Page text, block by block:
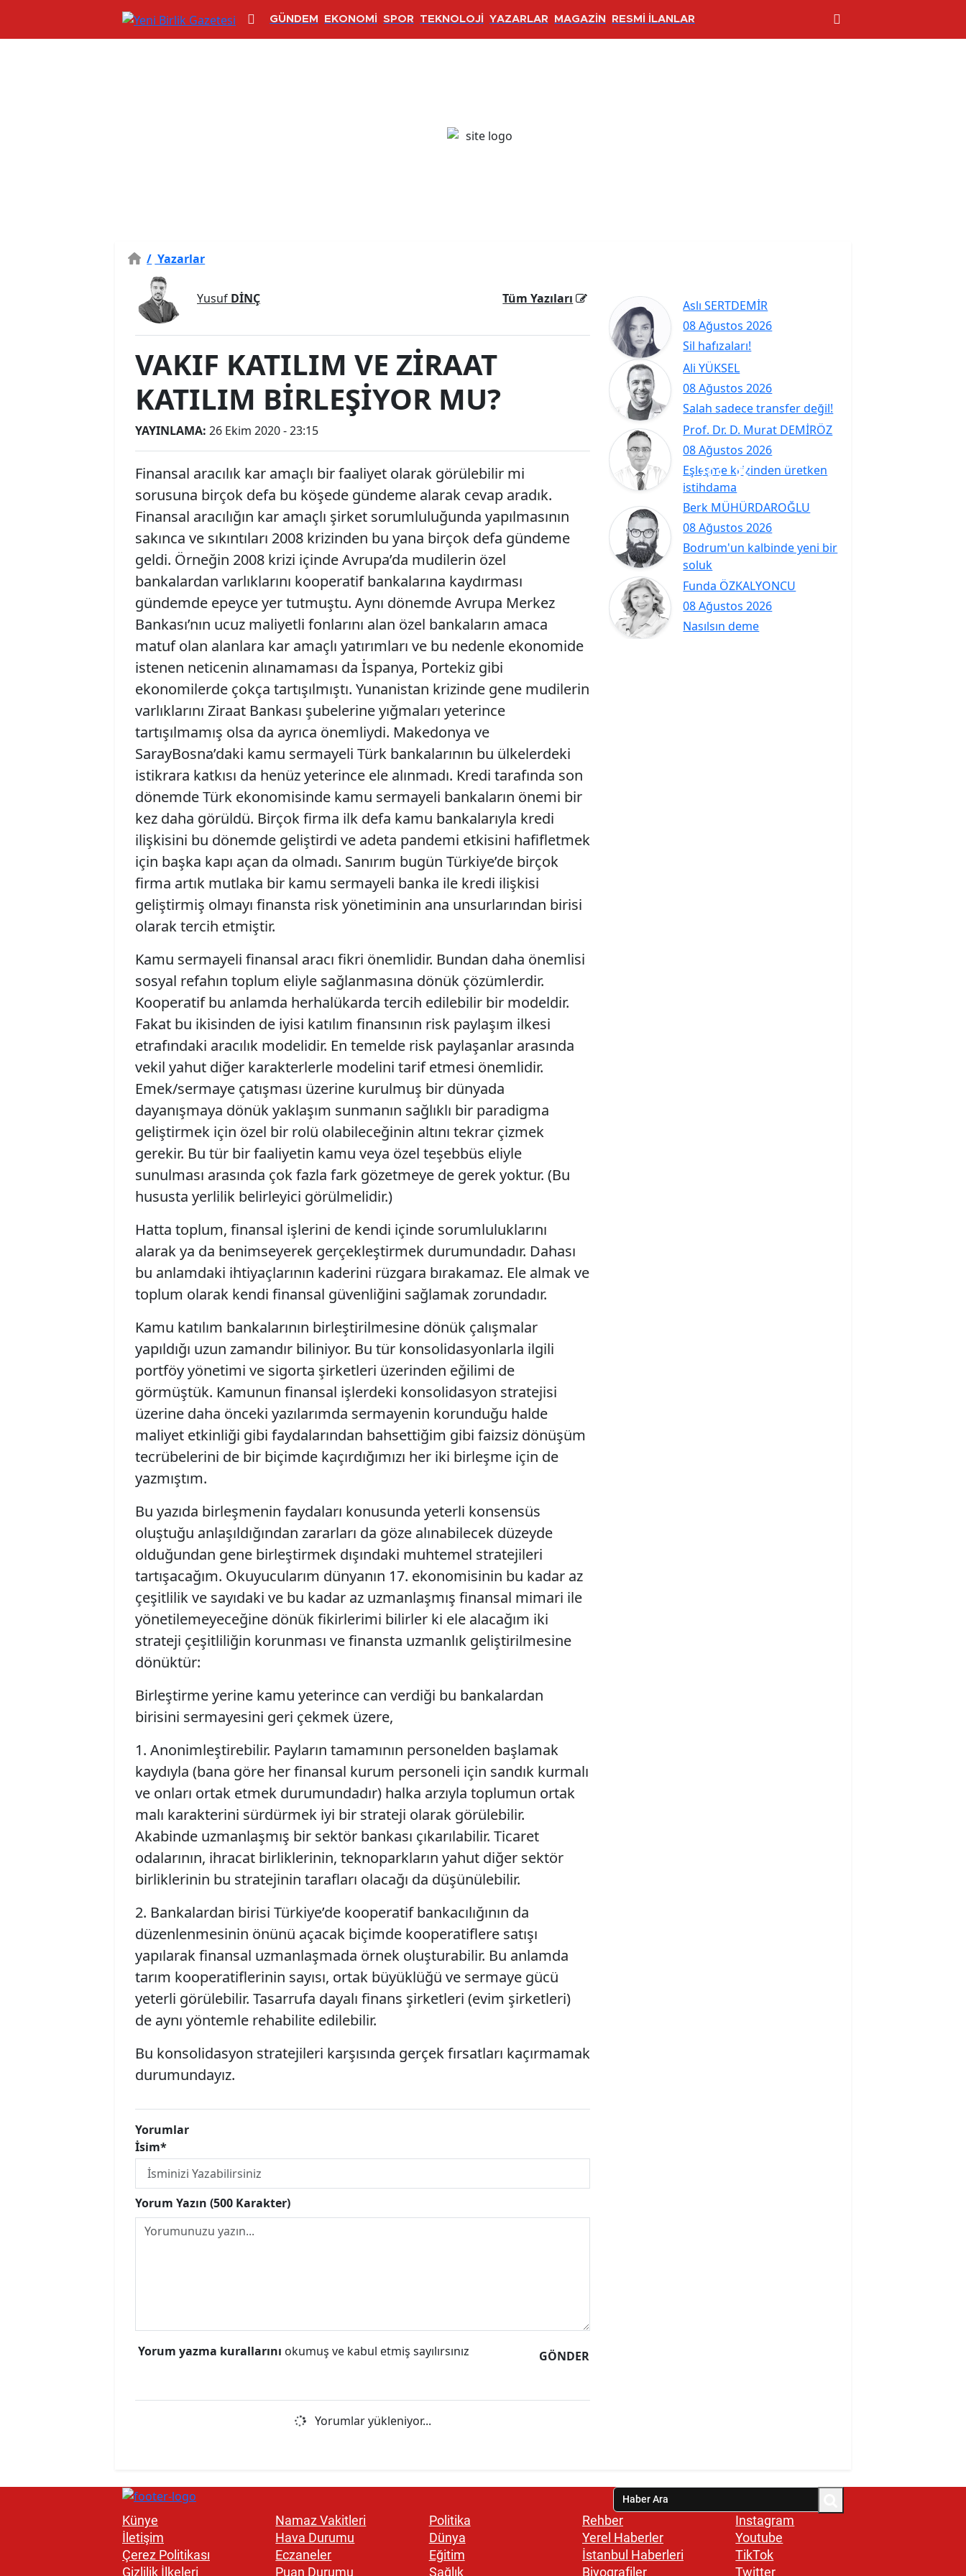
GÜNDEM EKONOMİ SPOR TEKNOLOJİ YAZARLAR MAGAZİN RESMİ İLANLAR
/ Yazarlar
Yusuf DİNÇ Tüm Yazıları
VAKIF KATILIM VE ZİRAAT
KATILIM BİRLEŞİYOR MU?
YAYINLAMA: 26 Ekim 2020 - 23:15
Finansal aracılık kar amaçlı bir faaliyet olarak görülebilir mi
sorusuna birçok defa bu köşede gündeme alarak cevap aradık.
Finansal aracılığın kar amaçlı şirket sorumluluğunda yapılmasının
sakınca ve sıkıntıları 2008 krizinden bu yana birçok defa gündeme
geldi. Örneğin 2008 krizi içinde Avrupa’da mudilerin özel
bankalardan varlıklarını kooperatif bankalarına kaydırması
gündemde epeyce yer tutmuştu. Aynı dönemde Avrupa Merkez
Bankası’nın ucuz maliyetli fonlarını alan özel bankaların amaca
matuf olan alanlara kar amaçlı yatırımları ve bu nedenle ekonomide
istenen neticenin alınamaması da İspanya, Portekiz gibi
ekonomilerde çokça tartışılmıştı. Yunanistan krizinde gene mudilerin
varlıklarını Ziraat Bankası şubelerine yığmaları yeterince
tartışılmamış olsa da ayrıca önemliydi. Makedonya ve
SarayBosna’daki kamu sermayeli Türk bankalarının bu ülkelerdeki
istikrara katkısı da henüz yeterince ele alınmadı. Kredi tarafında son
dönemde Türk ekonomisinde kamu sermayeli bankaların önemi bir
kez daha görüldü. Birçok firma ilk defa kamu bankalarıyla kredi
ilişkisini bu dönemde geliştirdi ve adeta pandemi etkisini hafifletmek
için başka kapı açan da olmadı. Sanırım bugün Türkiye’de birçok
firma artık mutlaka bir kamu sermayeli banka ile kredi ilişkisi
geliştirmiş olmayı finansta risk yönetiminin ana unsurlarından birisi
olarak tercih etmiştir.
Kamu sermayeli finansal aracı fikri önemlidir. Bundan daha önemlisi
sosyal refahın toplum eliyle sağlanmasına dönük çözümlerdir.
Kooperatif bu anlamda herhalükarda tercih edilebilir bir modeldir.
Fakat bu ikisinden de iyisi katılım finansının risk paylaşım ilkesi
etrafındaki aracılık modelidir. En temelde risk paylaşanlar arasında
vekil yahut diğer karakterlerle modelini tarif etmesi önemlidir.
Emek/sermaye çatışması üzerine kurulmuş bir dünyada
dayanışmaya dönük yaklaşım sunmanın sağlıklı bir paradigma
geliştirmek için özel bir rolü olabileceğinin altını tekrar çizmek
gerekir. Bu tür bir faaliyetin kamu veya özel teşebbüs eliyle
sunulması arasında çok fazla fark gözetmeye de gerek yoktur. (Bu
hususta yerlilik belirleyici görülmelidir.)
Hatta toplum, finansal işlerini de kendi içinde sorumluluklarını
alarak ya da benimseyerek gerçekleştirmek durumundadır. Dahası
bu anlamdaki ihtiyaçlarının kaderini rüzgara bırakamaz. Ele almak ve
toplum olarak kendi finansal güvenliğini sağlamak zorundadır.
Kamu katılım bankalarının birleştirilmesine dönük çalışmalar
yapıldığı uzun zamandır biliniyor. Bu tür konsolidasyonlarla ilgili
portföy yönetimi ve sigorta şirketleri üzerinden eğilimi de
görmüştük. Kamunun finansal işlerdeki konsolidasyon stratejisi
üzerine daha önceki yazılarımda sermayenin korunduğu halde
maliyet etkinliği gibi faydalarından bahsettiğim gibi faizsiz dönüşüm
tecrübelerini de bir biçimde kaçırdığımızı her iki birleşme için de
yazmıştım.
Bu yazıda birleşmenin faydaları konusunda yeterli konsensüs
oluştuğu anlaşıldığından zararları da göze alınabilecek düzeyde
olduğundan gene birleştirmek dışındaki muhtemel stratejileri
tartışacağım. Okuyucularım dünyanın 17. ekonomisinin bu kadar az
çeşitlilik ve sayıdaki ve bu kadar az uzmanlaşmış finansal mimari ile
yönetilemeyeceğine dönük fikirlerimi bilirler ki ele alacağım iki
strateji çeşitliliğin korunması ve finansta uzmanlık geliştirilmesine
dönüktür:
Birleştirme yerine kamu yeterince can verdiği bu bankalardan
birisini sermayesini geri çekmek üzere,
1. Anonimleştirebilir. Payların tamamının personelden başlamak
kaydıyla (bana göre her finansal kurum personeli için sandık kurmalı
ve onları ortak etmek durumundadır) halka arzıyla toplumun ortak
malı karakterini sürdürmek iyi bir strateji olarak görülebilir.
Akabinde uzmanlaşmış bir sektör bankası çıkarılabilir. Ticaret
odalarının, ihracat birliklerinin, teknoparkların yahut diğer sektör
birliklerinin bu stratejinin tarafları olacağı da düşünülebilir.
2. Bankalardan birisi Türkiye’de kooperatif bankacılığının da
düzenlenmesinin önünü açacak biçimde kooperatiflere satışı
yapılarak finansal uzmanlaşmada örnek oluşturabilir. Bu anlamda
tarım kooperatiflerinin sayısı, ortak büyüklüğü ve sermaye gücü
yeterli görülebilir. Tasarrufa dayalı finans şirketleri (evim şirketleri)
de aynı yöntemle rehabilite edilebilir.
Bu konsolidasyon stratejileri karşısında gerçek fırsatları kaçırmamak
durumundayız.
Yorumlar
İsim*
Yorum Yazın (500 Karakter)
GÖNDER
Yorum yazma kurallarını okumuş ve kabul etmiş sayılırsınız
Yorumlar yükleniyor...
Aslı SERTDEMİR
08 Ağustos 2026
Sil hafızaları!
Ali YÜKSEL
08 Ağustos 2026
Salah sadece transfer değil!
Prof. Dr. D. Murat DEMİRÖZ
08 Ağustos 2026
Eşleşme krizinden üretken
istihdama
Berk MÜHÜRDAROĞLU
08 Ağustos 2026
Bodrum'un kalbinde yeni bir
soluk
Funda ÖZKALYONCU
08 Ağustos 2026
Nasılsın deme
Künye
İletişim
Çerez Politikası
Gizlilik İlkeleri
Namaz Vakitleri
Hava Durumu
Eczaneler
Puan Durumu
Politika
Dünya
Eğitim
Sağlık
Rehber
Yerel Haberler
İstanbul Haberleri
Biyografiler
Instagram
Youtube
TikTok
Twitter